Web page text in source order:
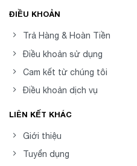
ĐIỀU KHOẢN
Trả Hàng & Hoàn Tiền
Điều khoản sử dụng
Cam kết từ chúng tôi
Điều khoản dịch vụ
LIÊN KẾT KHÁC
Giới thiệu
Tuyển dụng